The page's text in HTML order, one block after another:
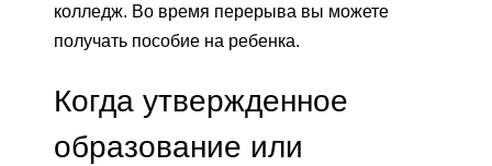
колледж. Во время перерыва вы можете
получать пособие на ребенка.
Когда утвержденное
образование или